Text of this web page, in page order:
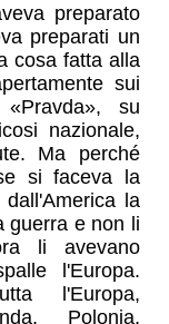
preparato
preparati un
cosa fatta alla
sui
su
nazionale,
Ma perché
si faceva la
la
guerra e non li
li avevano
l'Europa.
l'Europa,
Polonia,